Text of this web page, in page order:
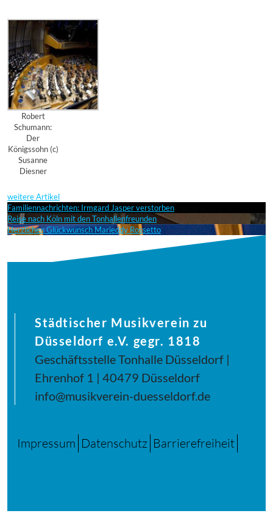
Robert
Schumann:
Der
Königssohn (c)
Susanne
Diesner
weitere Artikel
Familiennachrichten: Irmgard Jasper verstorben
Reise nach Köln mit den Tonhallenfreunden
Herzlichen Glückwunsch Marieddy Rossetto
Städtischer Musikverein zu
Düsseldorf e.V. gegr. 1818
Geschäftsstelle Tonhalle Düsseldorf |
Ehrenhof 1 | 40479 Düsseldorf
info@musikverein-duesseldorf.de
Impressum Datenschutz Barrierefreiheit